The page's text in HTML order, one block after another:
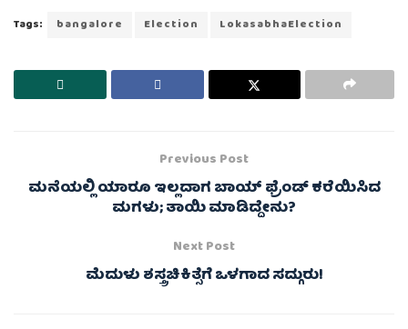
Tags: bangalore Election LokasabhaElection
Previous Post
ಮನೆಯಲ್ಲಿ ಯಾರೂ ಇಲ್ಲದಾಗ ಬಾಯ್ ಫ್ರೆಂಡ್ ಕರೆಯಿಸಿದ
ಮಗಳು; ತಾಯಿ ಮಾಡಿದ್ದೇನು?
Next Post
ಮೆದುಳು ಶಸ್ತ್ರಚಿಕಿತ್ಸೆಗೆ ಒಳಗಾದ ಸದ್ಗುರು!